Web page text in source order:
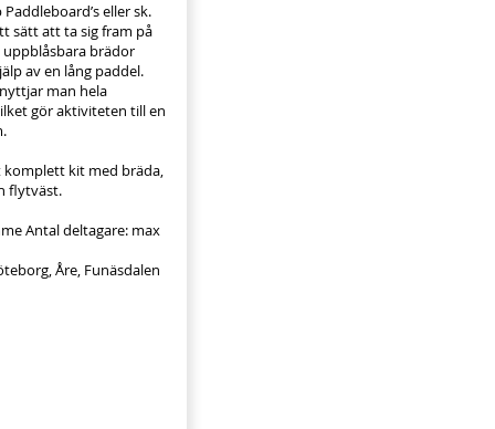
eller sk.
sätt att ta sig fram på
brädor
av en lång paddel.
man hela
gör aktiviteten till en
kit med bräda,
flytväst.
Antal deltagare: max
Åre, Funäsdalen